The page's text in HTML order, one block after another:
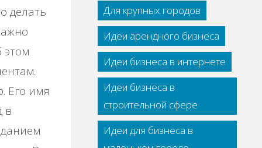
делать
этом
Его имя
в
Для крупных городов
Идеи арендного бизнеса
Идеи бизнеса в интернете
Идеи бизнеса в
строительной сфере
Идеи для бизнеса в